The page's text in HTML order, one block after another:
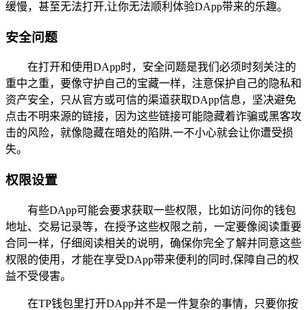
缓慢，甚至无法打开,让你无法顺利体验DApp带来的乐趣。
安全问题
在打开和使用DApp时，安全问题是我们必须时刻关注的
重中之重，要像守护自己的宝藏一样，注意保护自己的隐私和
资产安全，只从官方或可信的渠道获取DApp信息，坚决避免
点击不明来源的链接，因为这些链接可能隐藏着诈骗或黑客攻
击的风险，就像隐藏在暗处的陷阱,一不小心就会让你遭受损
失。
权限设置
有些DApp可能会要求获取一些权限，比如访问你的钱包
地址、交易记录等，在授予这些权限之前，一定要像阅读重要
合同一样，仔细阅读相关的说明，确保你完全了解并同意这些
权限的使用，才能在享受DApp带来便利的同时,保障自己的权
益不受侵害。
在TP钱包里打开DApp并不是一件复杂的事情，只要你按